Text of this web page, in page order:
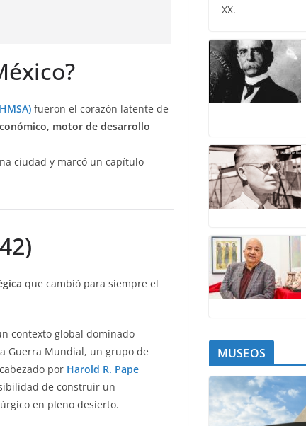
fueron el corazón latente de
motor de desarrollo
ciudad y marcó un capítulo
que cambió para siempre el
contexto global dominado
Guerra Mundial, un grupo de
por Harold R. Pape
de construir un
en pleno desierto.
XX.
MUSEOS